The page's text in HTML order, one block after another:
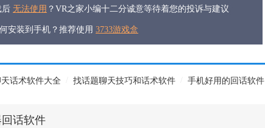
后 无法使用 ？VR之家小编十二分诚意等待着您的投诉与建议
安装到手机？推荐使用 3733游戏盒
话术软件大全 找话题聊天技巧和话术软件 手机好用的回话软件
话软件